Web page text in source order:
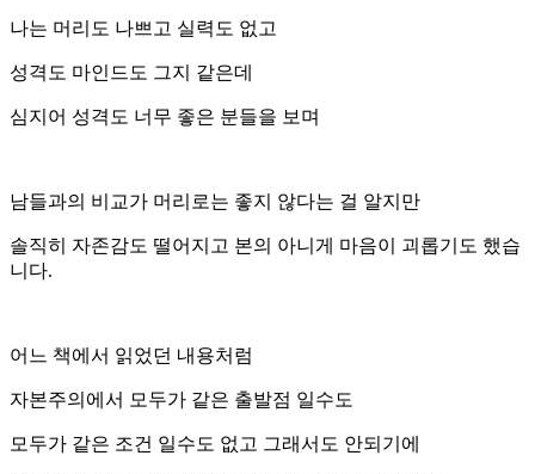
나는 머리도 나쁘고 실력도 없고
성격도 마인드도 그지 같은데
심지어 성격도 너무 좋은 분들을 보며
남들과의 비교가 머리로는 좋지 않다는 걸 알지만
솔직히 자존감도 떨어지고 본의 아니게 마음이 괴롭기도 했습
니다.
어느 책에서 읽었던 내용처럼
자본주의에서 모두가 같은 출발점 일수도
모두가 같은 조건 일수도 없고 그래서도 안되기에